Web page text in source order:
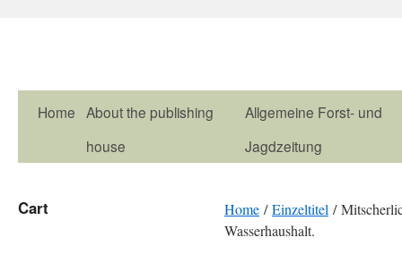
Home About the publishing
house
Allgemeine Forst- und
Jagdzeitung
Home /Einzeltitel /
Wasserhaushalt.
Cart